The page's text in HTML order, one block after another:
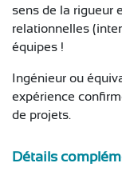
sens de la rigueur
relationnelles
équipes !
Ingénieur ou
expérience
de projets.
Détails